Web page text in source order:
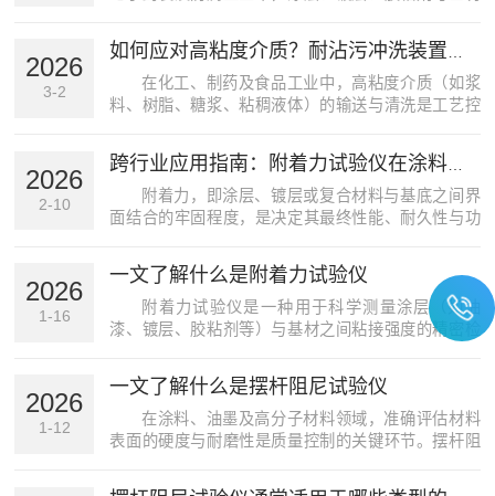
久性、安全可靠性与最终质量的核心生命线。无论是
汽车漆面的抗石击剥落能力，还是飞机蒙皮涂层在环
境下的抗剥离性...
2026
3-2
如何应对高粘度介质？耐沾污冲洗装置的选型配置与安装指南
在化工、制药及食品工业中，高粘度介质（如浆
料、树脂、糖浆、粘稠液体）的输送与清洗是工艺控
而失效。耐沾污冲洗装置通过优化结构设计与冲洗逻
辑，有效解决了这一痛点。本文将从选型、配置与安
装三个维度，提...
2026
2-10
附着力，即涂层、镀层或复合材料与基底之间界
面结合的牢固程度，是决定其最终性能、耐久性与功
功能，一旦附着力失效，所有其他性能都将无从谈
起。附着力试验仪，作为量化这一关键性能的工具，
其科学应用已深度...
2026
1-16
一文了解什么是附着力试验仪
附着力试验仪是一种用于科学测量涂层（如油
漆、镀层、胶粘剂等）与基材之间粘接强度的精密检
着关键角色，通过提供客观、量化的数据，确保涂层
材料在各种应用场景下的可靠性。无论是汽车制造中
的喷漆工艺、建筑...
2026
1-12
一文了解什么是摆杆阻尼试验仪
在涂料、油墨及高分子材料领域，准确评估材料
表面的硬度与耐磨性是质量控制的关键环节。摆杆阻
一环节中扮演着重要角色。下面将为您全面解析这一